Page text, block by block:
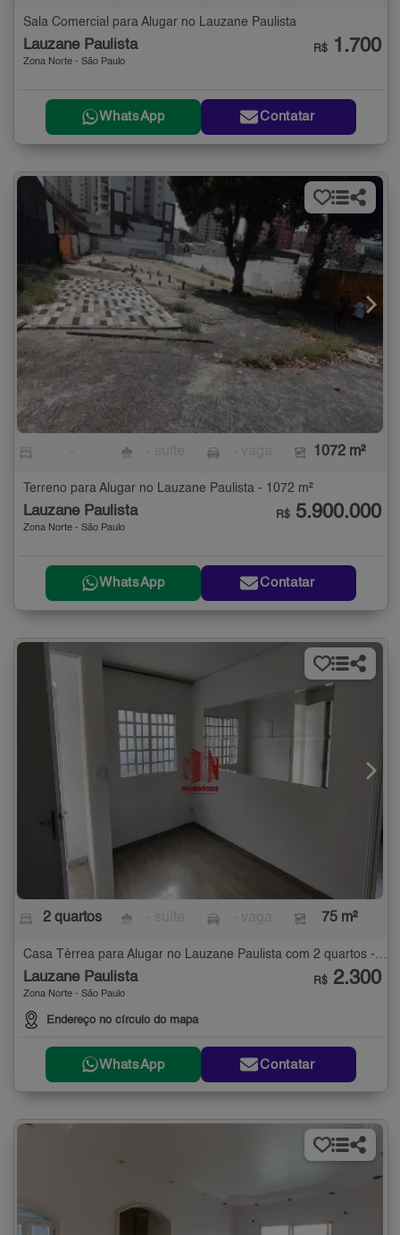
Sala Comercial para Alugar no Lauzane Paulista
Lauzane Paulista
Zona Norte - São Paulo
R$ 1.700
WhatsApp Contatar
1072 m²
Terreno para Alugar no Lauzane Paulista - 1072 m²
Lauzane Paulista
Zona Norte - São Paulo
R$ 5.900.000
WhatsApp Contatar
2 quartos 75 m²
Casa Térrea para Alugar no Lauzane Paulista com 2 quartos - 75 m²
Lauzane Paulista
Zona Norte - São Paulo
Endereço no círculo do mapa
R$ 2.300
WhatsApp Contatar